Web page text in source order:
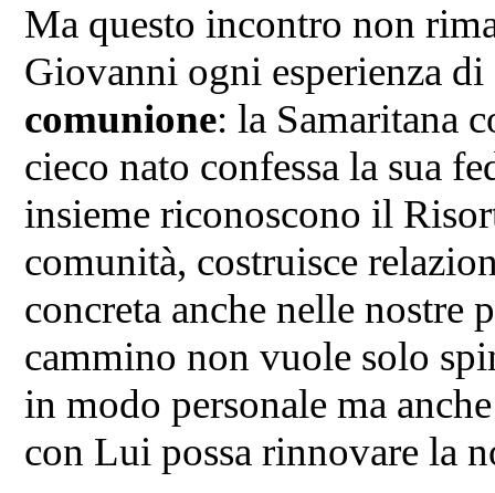
Ma questo incontro non
Giovanni ogni esperienza
comunione: la Samaritana
cieco nato confessa la sua
insieme riconoscono il
comunità, costruisce
concreta anche nelle nostre
cammino non vuole solo
in modo personale ma
con Lui possa rinnovare la